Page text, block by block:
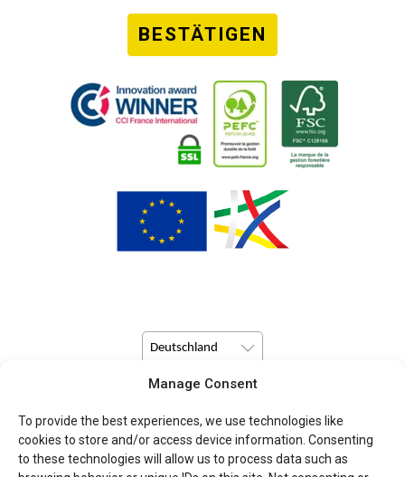
Manage Consent
To provide the best experiences, we use technologies like
cookies to store and/or access device information. Consenting
to these technologies will allow us to process data such as
BESTÄTIGEN
Deutschland
© Copyright 2026 Pulsio Print alle Rechte vorbehalten.